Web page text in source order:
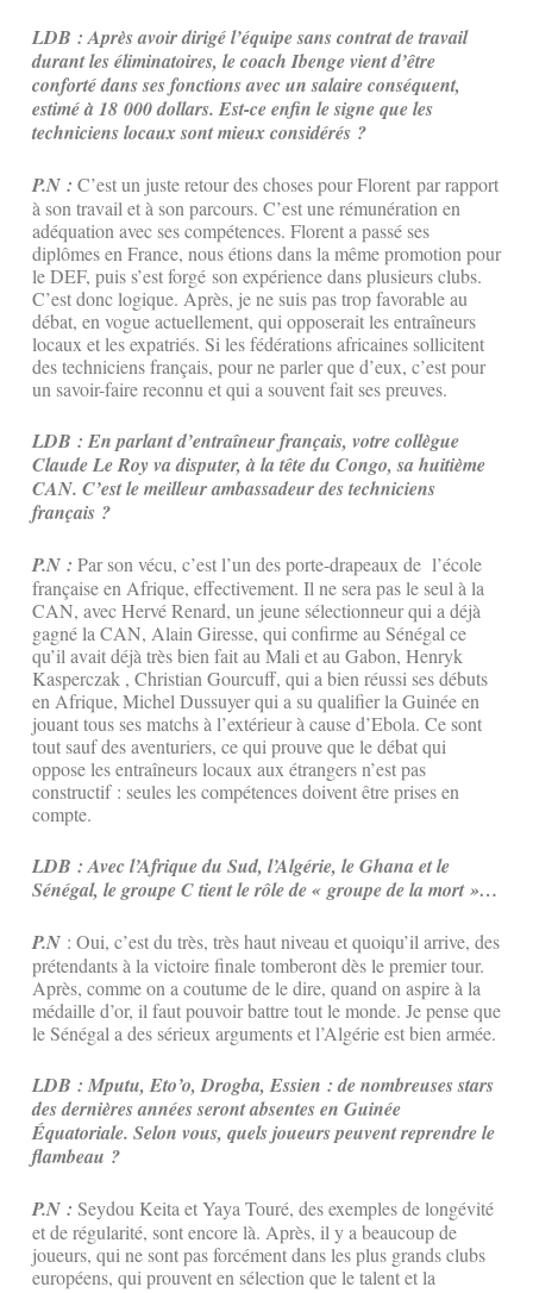
LDB : Après avoir dirigé l’équipe sans contrat de travail
durant les éliminatoires, le coach Ibenge vient d’être
conforté dans ses fonctions avec un salaire conséquent,
estimé à 18 000 dollars. Est-ce enfin le signe que les
techniciens locaux sont mieux considérés ?
P.N : C’est un juste retour des choses pour Florent par rapport
à son travail et à son parcours. C’est une rémunération en
adéquation avec ses compétences. Florent a passé ses
diplômes en France, nous étions dans la même promotion pour
le DEF, puis s’est forgé son expérience dans plusieurs clubs.
C’est donc logique. Après, je ne suis pas trop favorable au
débat, en vogue actuellement, qui opposerait les entraîneurs
locaux et les expatriés. Si les fédérations africaines sollicitent
des techniciens français, pour ne parler que d’eux, c’est pour
un savoir-faire reconnu et qui a souvent fait ses preuves.
LDB : En parlant d’entraîneur français, votre collègue
Claude Le Roy va disputer, à la tête du Congo, sa huitième
CAN. C’est le meilleur ambassadeur des techniciens
français ?
P.N : Par son vécu, c’est l’un des porte-drapeaux de l’école
française en Afrique, effectivement. Il ne sera pas le seul à la
CAN, avec Hervé Renard, un jeune sélectionneur qui a déjà
gagné la CAN, Alain Giresse, qui confirme au Sénégal ce
qu’il avait déjà très bien fait au Mali et au Gabon, Henryk
Kasperczak , Christian Gourcuff, qui a bien réussi ses débuts
en Afrique, Michel Dussuyer qui a su qualifier la Guinée en
jouant tous ses matchs à l’extérieur à cause d’Ebola. Ce sont
tout sauf des aventuriers, ce qui prouve que le débat qui
oppose les entraîneurs locaux aux étrangers n’est pas
constructif : seules les compétences doivent être prises en
compte.
LDB : Avec l’Afrique du Sud, l’Algérie, le Ghana et le
Sénégal, le groupe C tient le rôle de « groupe de la mort »…
P.N : Oui, c’est du très, très haut niveau et quoiqu’il arrive, des
prétendants à la victoire finale tomberont dès le premier tour.
Après, comme on a coutume de le dire, quand on aspire à la
médaille d’or, il faut pouvoir battre tout le monde. Je pense que
le Sénégal a des sérieux arguments et l’Algérie est bien armée.
LDB : Mputu, Eto’o, Drogba, Essien : de nombreuses stars
des dernières années seront absentes en Guinée
Équatoriale. Selon vous, quels joueurs peuvent reprendre le
flambeau ?
P.N : Seydou Keita et Yaya Touré, des exemples de longévité
et de régularité, sont encore là. Après, il y a beaucoup de
joueurs, qui ne sont pas forcément dans les plus grands clubs
européens, qui prouvent en sélection que le talent et la